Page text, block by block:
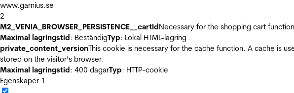
www.garnius.se
2
M2_VENIA_BROWSER_PERSISTENCE__cartIdNecessary for the shopping cart
Maximal lagringstid: BeständigTyp: Lokal HTML-lagring
private_content_versionThis cookie is necessary for the cache function. A cache is
stored on the visitor’s browser.
Maximal lagringstid: 400 dagarTyp: HTTP-cookie
Egenskaper 1